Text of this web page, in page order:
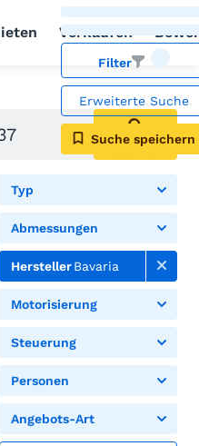
Verkaufen
Filter
Erweiterte Suche
Suche speichern
Suchen
Typ
Abmessungen
HerstellerBavaria
Motorisierung
Steuerung
Personen
Angebots-Art